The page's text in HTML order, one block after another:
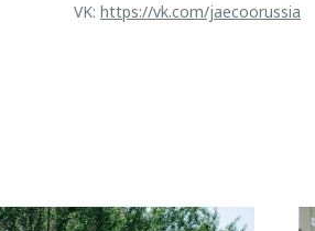
VK: https://vk.com/jaecoorussia